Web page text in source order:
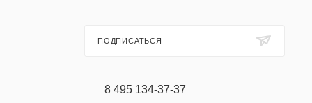
ПОДПИСАТЬСЯ
8 495 134-37-37